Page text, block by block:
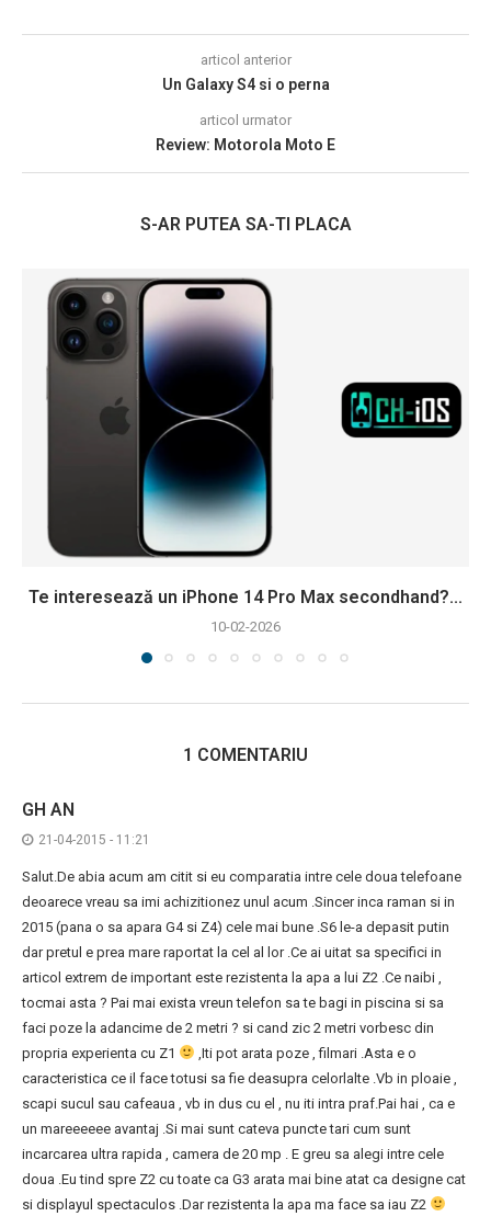
articol anterior
Un Galaxy S4 si o perna
articol urmator
Review: Motorola Moto E
S-AR PUTEA SA-TI PLACA
Te interesează un iPhone 14 Pro Max secondhand?...
10-02-2026
1 COMENTARIU
GH AN
21-04-2015 - 11:21
Salut.De abia acum am citit si eu comparatia intre cele doua telefoane
deoarece vreau sa imi achizitionez unul acum .Sincer inca raman si in
2015 (pana o sa apara G4 si Z4) cele mai bune .S6 le-a depasit putin
dar pretul e prea mare raportat la cel al lor .Ce ai uitat sa specifici in
articol extrem de important este rezistenta la apa a lui Z2 .Ce naibi ,
tocmai asta ? Pai mai exista vreun telefon sa te bagi in piscina si sa
faci poze la adancime de 2 metri ? si cand zic 2 metri vorbesc din
propria experienta cu Z1
,Iti pot arata poze , filmari .Asta e o
caracteristica ce il face totusi sa fie deasupra celorlalte .Vb in ploaie ,
scapi sucul sau cafeaua , vb in dus cu el , nu iti intra praf.Pai hai , ca e
un mareeeeee avantaj .Si mai sunt cateva puncte tari cum sunt
incarcarea ultra rapida , camera de 20 mp . E greu sa alegi intre cele
doua .Eu tind spre Z2 cu toate ca G3 arata mai bine atat ca designe cat
si displayul spectaculos .Dar rezistenta la apa ma face sa iau Z2